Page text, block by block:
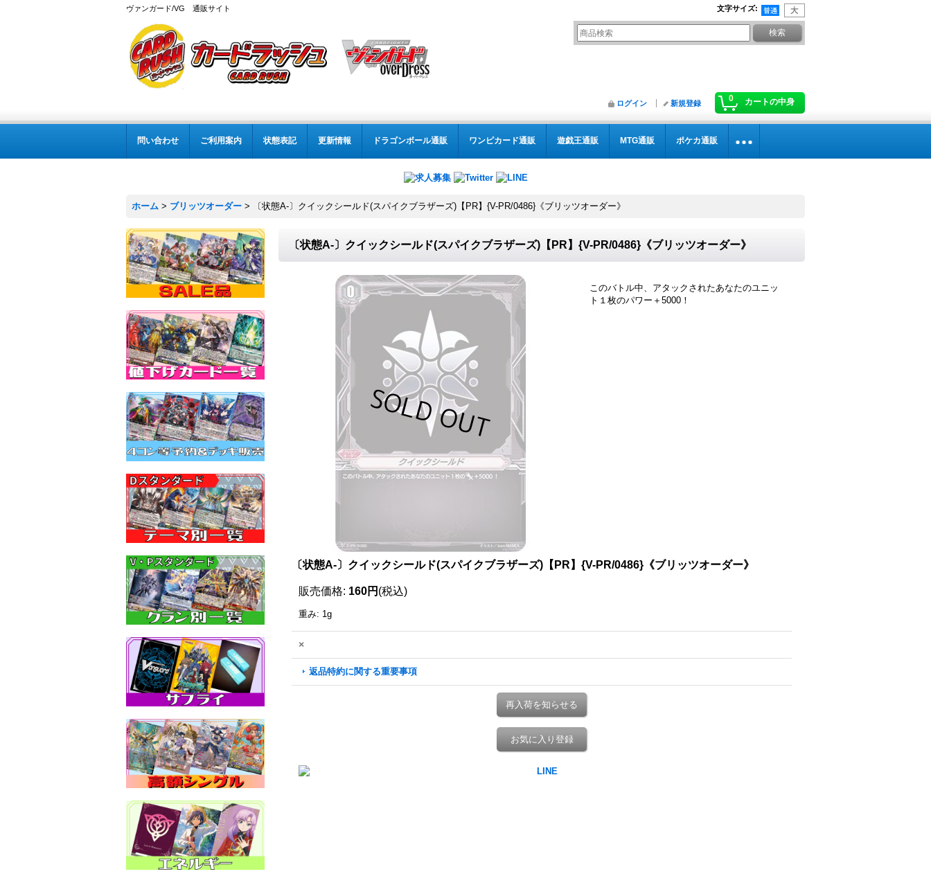
ヴァンガード/VG 通販サイト 文字サイズ:
0 カートの中身
ログイン 新規登録
問い合わせ ご利用案内 状態表記 更新情報 ドラゴンボール通販 ワンピカード通販 遊戯王通販 MTG通販 ポケカ通販
ホーム > ブリッツオーダー > 〔状態A-〕クイックシールド(スパイクブラザーズ)【PR】{V-PR/0486}《ブリッツオーダー》
〔状態A-〕クイックシールド(スパイクブラザーズ)【PR】{V-PR/0486}《ブリッツオーダー》
このバトル中、アタックされたあなたのユニッ
ト１枚のパワー＋5000！
〔状態A-〕クイックシールド(スパイクブラザーズ)【PR】{V-PR/0486}《ブリッツオーダー》
販売価格: 160円 (税込)
重み: 1g
×
返品特約に関する重要事項
再入荷を知らせる
お気に入り登録